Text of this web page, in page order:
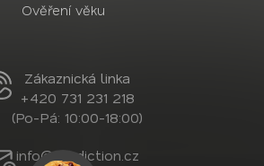
Ověření věku
Zákaznická linka
+420 731 231 218
(Po-Pá: 10:00-18:00)
info@nordiction.cz